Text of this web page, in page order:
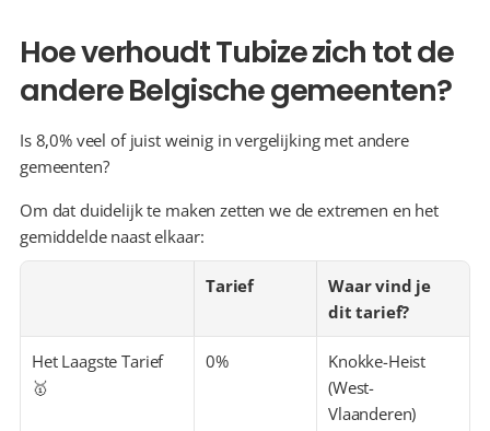
Hoe verhoudt Tubize zich tot de
andere Belgische gemeenten?
Is 8,0% veel of juist weinig in vergelijking met andere
gemeenten?
Om dat duidelijk te maken zetten we de extremen en het
gemiddelde naast elkaar:
Tarief
Waar vind je
dit tarief?
Het Laagste Tarief
🥇
0%
Knokke-Heist
(West-
Vlaanderen)